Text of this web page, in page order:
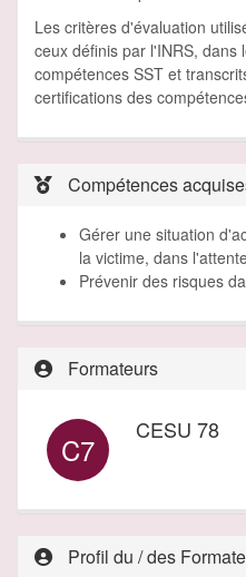
Les critères d'évaluation
ceux définis par l'INRS,
compétences SST et
certifications des
Compétences
Gérer une situation
la victime, dans
Prévenir des risques
Formateurs
C7
CESU 78
Profil du / des